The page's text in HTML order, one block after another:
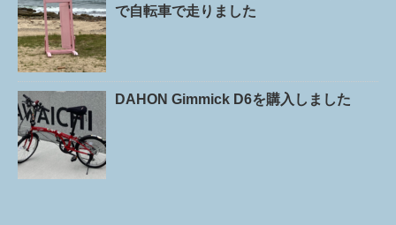
で自転車で走りました
DAHON Gimmick D6を購入しました